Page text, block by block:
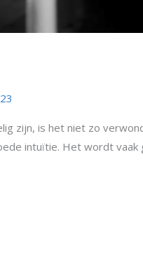
zijn, is het niet zo
intuïtie. Het wordt vaak